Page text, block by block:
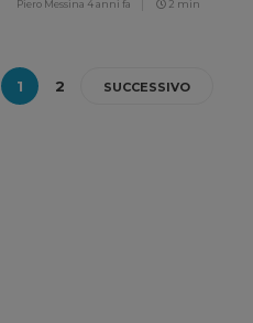
Piero Messina 4 anni fa 2 min
1 2 SUCCESSIVO